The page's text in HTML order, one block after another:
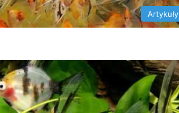
Artykuły